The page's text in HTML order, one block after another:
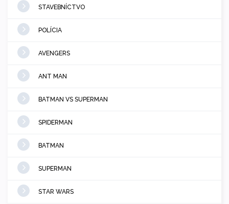
STAVEBNÍCTVO
POLÍCIA
AVENGERS
ANT MAN
BATMAN VS SUPERMAN
SPIDERMAN
BATMAN
SUPERMAN
STAR WARS